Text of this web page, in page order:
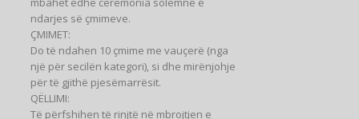
ndarjes së çmimeve.
ÇMIMET:
Do të ndahen 10 çmime me vauçerë (nga
një për secilën kategori), si dhe mirënjohje
për të gjithë pjesëmarrësit.
QËLLIMI:
Të përfshihen të rinjtë në mbrojtjen e